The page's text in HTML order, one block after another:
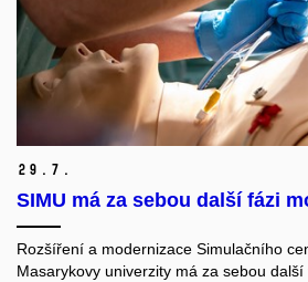
29. 7.
SIMU má za sebou další fázi
Rozšíření a modernizace Simulačního
Masarykovy univerzity má za sebou